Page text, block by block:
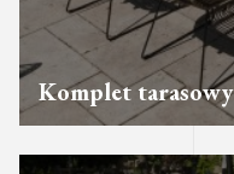
Komplet